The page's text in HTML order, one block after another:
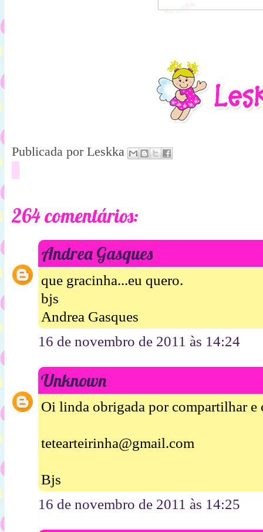
Publicada por Leskka
264 comentários:
Andrea Gasques
que gracinha...eu quero.
bjs
Andrea Gasques
16 de novembro de 2011 às 14:24
Unknown
Oi linda obrigada por compartilhar e
tetearteirinha@gmail.com
Bjs
16 de novembro de 2011 às 14:25